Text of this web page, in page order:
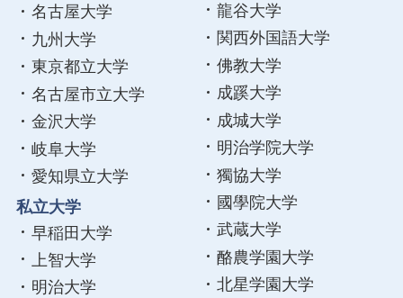
名古屋大学
九州大学
東京都立大学
名古屋市立大学
金沢大学
岐阜大学
愛知県立大学
私立大学
早稲田大学
上智大学
明治大学
龍谷大学
関西外国語大学
佛教大学
成蹊大学
成城大学
明治学院大学
獨協大学
國學院大学
武蔵大学
酪農学園大学
北星学園大学